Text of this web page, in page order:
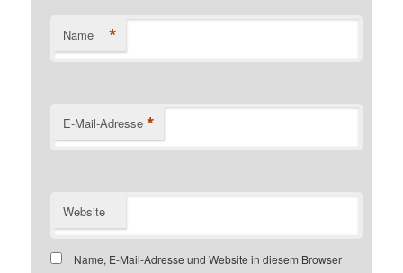
Name *
E-Mail-Adresse *
Website
Name, E-Mail-Adresse und Website in diesem Browser